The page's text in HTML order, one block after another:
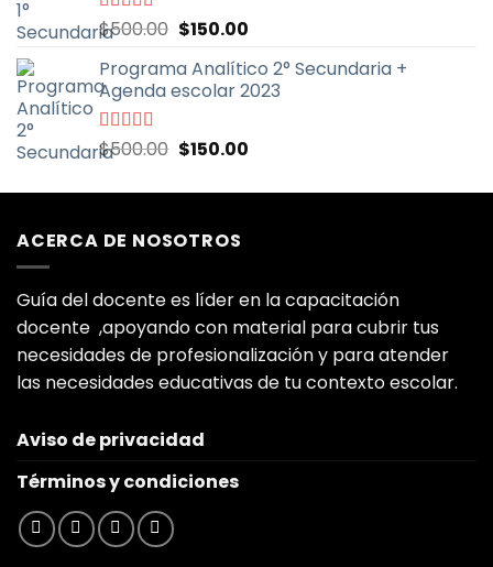
Valorado
con
5
$500.00 El
original
era:
$150.00El
actual
es:
Programa Analítico 2° Secundaria +
Agenda escolar 2023
Valorado
con
$500.00 El
original
$500.00.
$150.00El
actual
ACERCA DE NOSOTROS
Guía del docente es líder en la capacitación
docente ,apoyando con material para cubrir tus
necesidades de profesionalización y para atender
las necesidades educativas de tu contexto escolar.
Aviso de privacidad
Términos y condiciones